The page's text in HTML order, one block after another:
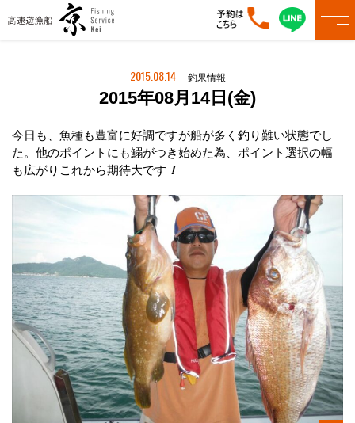
2015.08.14 釣果情報
2015年08月14日(金)
今日も、魚種も豊富に好調ですが船が多く釣り難い状態でし
た。他のポイントにも鰯がつき始めた為、ポイント選択の幅
も広がりこれから期待大です ！